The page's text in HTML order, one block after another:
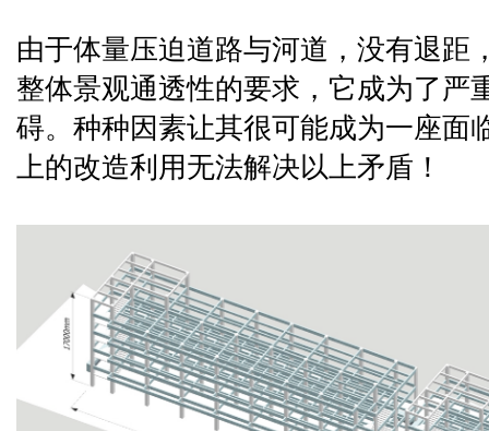
由于体量压迫道路与河道，没有退距
整体景观通透性的要求，它成为了严
碍。种种因素让其很可能成为一座面
上的改造利用无法解决以上矛盾！